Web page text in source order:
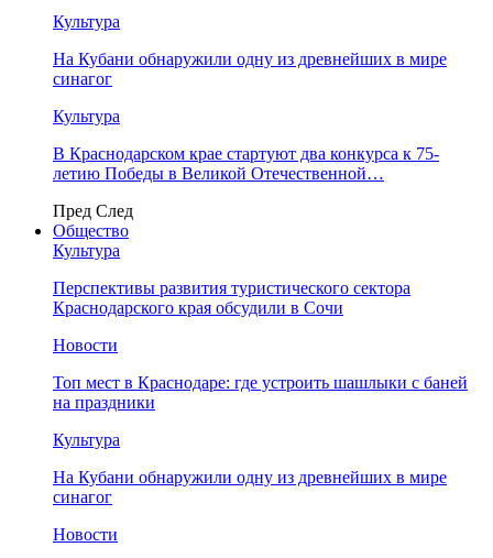
Культура
На Кубани обнаружили одну из древнейших в мире
синагог
Культура
В Краснодарском крае стартуют два конкурса к 75-
летию Победы в Великой Отечественной…
Пред След
Общество
Культура
Перспективы развития туристического сектора
Краснодарского края обсудили в Сочи
Новости
Топ мест в Краснодаре: где устроить шашлыки с баней
на праздники
Культура
На Кубани обнаружили одну из древнейших в мире
синагог
Новости